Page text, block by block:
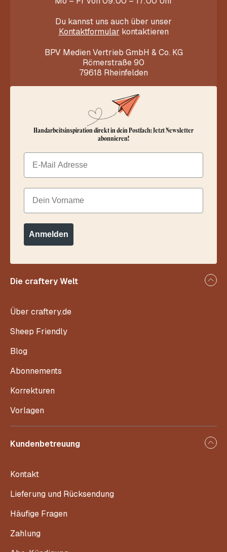
Du kannst uns auch über unser
Kontaktformular kontaktieren
BPV Medien Vertrieb GmbH & Co. KG
Römerstraße 90
79618 Rheinfelden
Die craftery Welt
Über craftery.de
Sheep Friendly
Blog
Abonnements
Korrekturen
Vorlagen
Kundenbetreuung
Kontakt
Lieferung und Rücksendung
Häufige Fragen
Zahlung
Handarbeitsinspiration direkt in dein Postfach: Jetzt Newsletter
abonnieren!
Email
Dein Vorname
Anmelden